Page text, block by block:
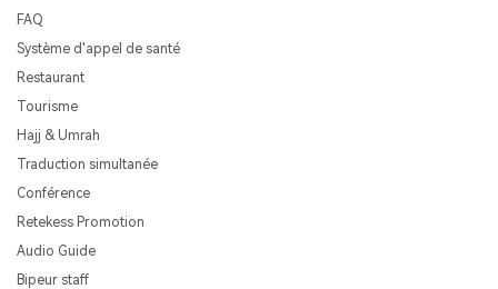
FAQ
Système d'appel de santé
Restaurant
Tourisme
Hajj & Umrah
Traduction simultanée
Conférence
Retekess Promotion
Audio Guide
Bipeur staff